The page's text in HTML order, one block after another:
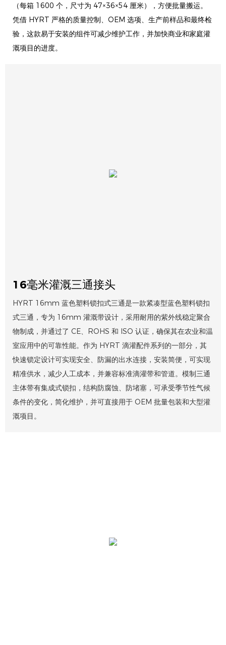
（每箱 1600 个，尺寸为 47×36×54 厘米），方便批量搬运。
凭借 HYRT 严格的质量控制、OEM 选项、生产前样品和最终检
验，这款易于安装的组件可减少维护工作，并加快商业和家庭灌
溉项目的进度。
16毫米灌溉三通接头
HYRT 16mm 蓝色塑料锁扣式三通是一款紧凑型蓝色塑料锁扣
式三通，专为 16mm 灌溉带设计，采用耐用的紫外线稳定聚合
物制成，并通过了 CE、ROHS 和 ISO 认证，确保其在农业和温
室应用中的可靠性能。作为 HYRT 滴灌配件系列的一部分，其
快速锁定设计可实现安全、防漏的出水连接，安装简便，可实现
精准供水，减少人工成本，并兼容标准滴灌带和管道。模制三通
主体带有集成式锁扣，结构防腐蚀、防堵塞，可承受季节性气候
条件的变化，简化维护，并可直接用于 OEM 批量包装和大型灌
溉项目。